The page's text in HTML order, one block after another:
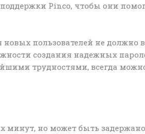
Pinco, чтобы они
пользователей не
создания надежных
трудностями, всегда
но может быть